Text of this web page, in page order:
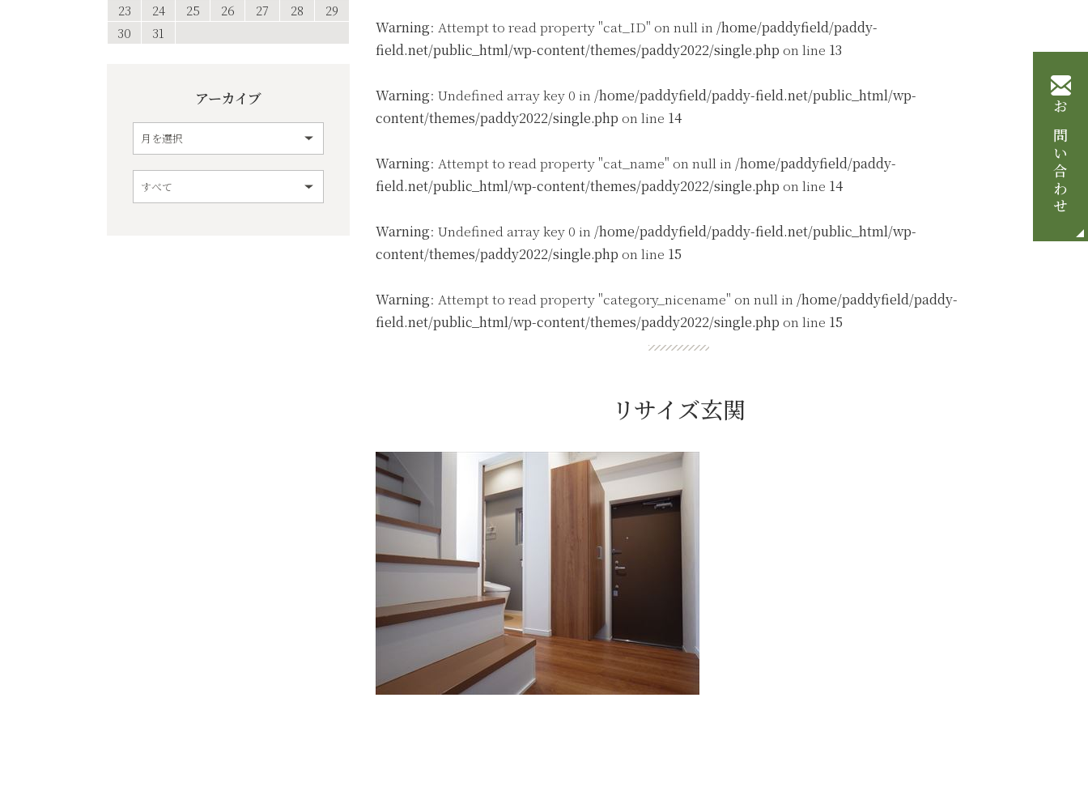
お問い合わせ
Warning: Attempt to read property "cat_ID" on null in /home/paddyfield/paddy-
field.net/public_html/wp-content/themes/paddy2022/single.php on line 13
Warning: Undefined array key 0 in /home/paddyfield/paddy-field.net/public_html/wp-
content/themes/paddy2022/single.php on line 14
Warning: Attempt to read property "cat_name" on null in /home/paddyfield/paddy-
field.net/public_html/wp-content/themes/paddy2022/single.php on line 14
Warning: Undefined array key 0 in /home/paddyfield/paddy-field.net/public_html/wp-
content/themes/paddy2022/single.php on line 15
Warning: Attempt to read property "category_nicename" on null in /home/paddyfield/paddy-
field.net/public_html/wp-content/themes/paddy2022/single.php on line 15
リサイズ玄関
23
24 25 26 27 28
29
30
31
アーカイブ